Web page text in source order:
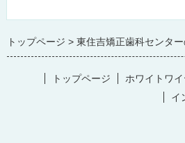
トップページ 東住吉矯正歯科センタ
トップページ ホワイトワ
イ